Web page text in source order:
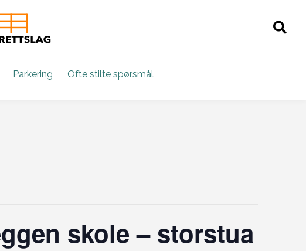
Parkering Ofte stilte spørsmål
skole – storstua